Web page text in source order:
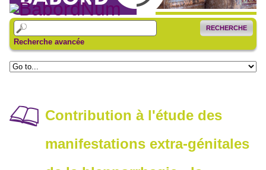
RECHERCHE
Recherche avancée
Contribution à l'étude des
manifestations extra-génitales